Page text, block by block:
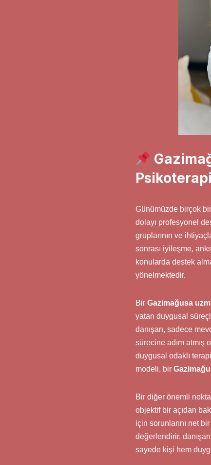
Günümüzde birçok
dolayı profesyonel
gruplarının ve
sonrası iyileşme,
konularda destek
yönelmektedir.
Bir Gazimağusa
yatan duygusal
danışan, sadece
sürecine adım atmış
duygusal odaklı
modeli, bir
Bir diğer önemli
objektif bir açıdan
için sorunlarını net
değerlendirir,
sayede kişi hem